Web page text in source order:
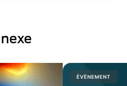
ÉVÈNEMENT